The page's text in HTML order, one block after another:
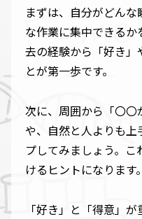
まずは、自分がどん
な作業に集中できる
去の経験から「好き」
とが第一歩です。
次に、周囲から「〇〇
や、自然と人よりも上
プしてみましょう。
けるヒントになります。
「好き」と「得意」